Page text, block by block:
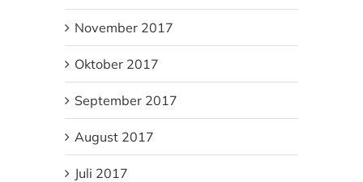
November 2017
Oktober 2017
September 2017
August 2017
Juli 2017